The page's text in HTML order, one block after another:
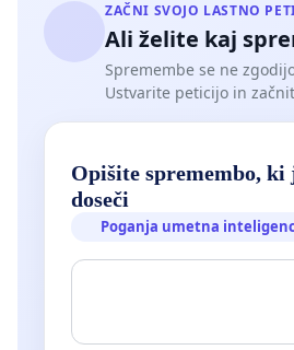
ZAČNI SVOJO LASTNO
Ali želite kaj
Spremembe se ne
Ustvarite peticijo in
Opišite spremembo, ki
doseči
Poganja umetna